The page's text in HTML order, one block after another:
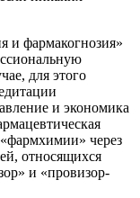
и фармакогнозия»
для этого
и экономика
через
относящихся
и «провизор-